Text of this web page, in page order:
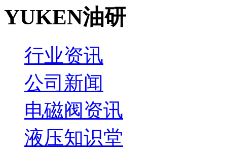
YUKEN油研
行业资讯
公司新闻
电磁阀资讯
液压知识堂